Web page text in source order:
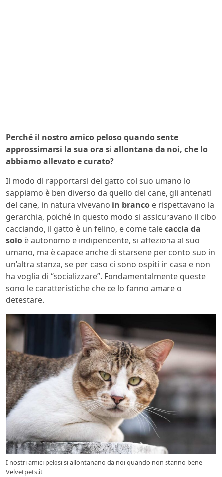
Perché il nostro amico peloso quando sente
approssimarsi la sua ora si allontana da noi, che lo
abbiamo allevato e curato?
Il modo di rapportarsi del gatto col suo umano lo
sappiamo è ben diverso da quello del cane, gli antenati
del cane, in natura vivevano in branco e rispettavano la
gerarchia, poiché in questo modo si assicuravano il cibo
cacciando, il gatto è un felino, e come talecaccia da
solo è autonomo e indipendente, si affeziona al suo
umano, ma è capace anche di starsene per conto suo in
un’altra stanza, se per caso ci sono ospiti in casa e non
ha voglia di “socializzare”. Fondamentalmente queste
sono le caratteristiche che ce lo fanno amare o
detestare.
I nostri amici pelosi si allontanano da noi quando non stanno bene
Velvetpets.it